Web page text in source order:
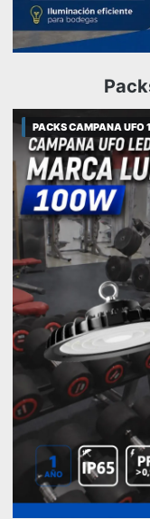
PACKS CAMPANA UFO